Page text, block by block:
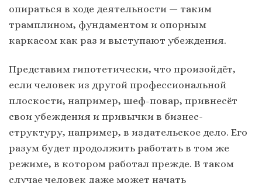
опираться в ходе деятельности — таким
трамплином, фундаментом и опорным
каркасом как раз и выступают убеждения.
Представим гипотетически, что произойдёт,
если человек из другой профессиональной
плоскости, например, шеф-повар, привнесёт
свои убеждения и привычки в бизнес-
структуру, например, в издательское дело. Его
разум будет продолжить работать в том же
режиме, в котором работал прежде. В таком
случае человек даже может начать